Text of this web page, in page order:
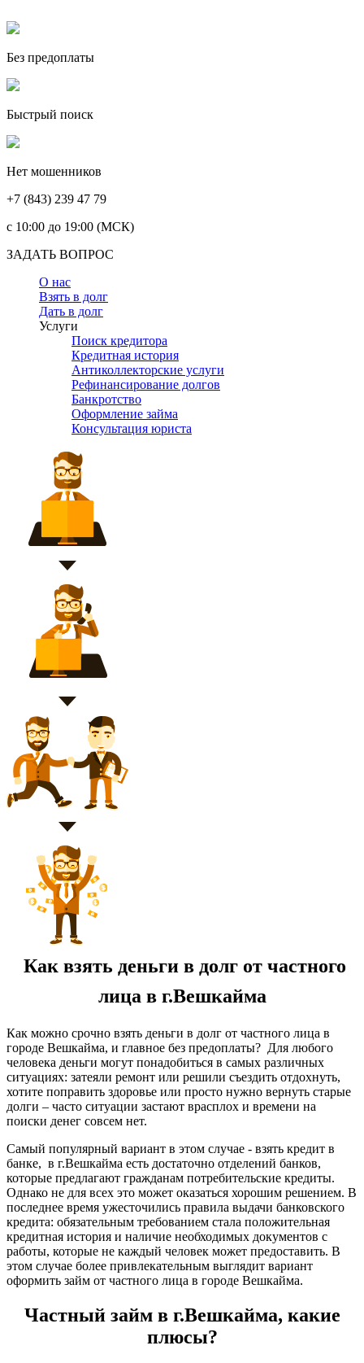
Без предоплаты
Быстрый поиск
Нет мошенников
+7 (843) 239 47 79
c 10:00 до 19:00 (МСК)
ЗАДАТЬ ВОПРОС
О нас
Взять в долг
Дать в долг
Услуги
Поиск кредитора
Кредитная история
Антиколлекторские услуги
Рефинансирование долгов
Банкротство
Оформление займа
Консультация юриста
Как взять деньги в долг от частного
лица в г.Вешкайма
Как можно срочно взять деньги в долг от частного лица в
городе Вешкайма, и главное без предоплаты? Для любого
человека деньги могут понадобиться в самых различных
ситуациях: затеяли ремонт или решили съездить отдохнуть,
хотите поправить здоровье или просто нужно вернуть старые
долги – часто ситуации застают врасплох и времени на
поиски денег совсем нет.
Самый популярный вариант в этом случае - взять кредит в
банке, в г.Вешкайма есть достаточно отделений банков,
которые предлагают гражданам потребительские кредиты.
Однако не для всех это может оказаться хорошим решением. В
последнее время ужесточились правила выдачи банковского
кредита: обязательным требованием стала положительная
кредитная история и наличие необходимых документов с
работы, которые не каждый человек может предоставить. В
этом случае более привлекательным выглядит вариант
оформить займ от частного лица в городе Вешкайма.
Частный займ в г.Вешкайма, какие
плюсы?